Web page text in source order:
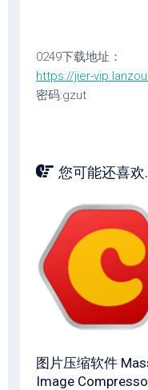
0249下载地址：
https://jier-
密码:gzut
您可能还喜欢
图片压缩软件
Image